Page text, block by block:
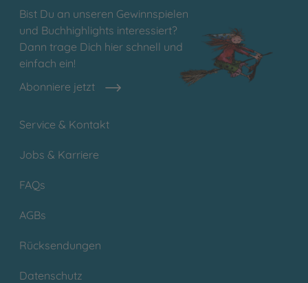
Bist Du an unseren Gewinnspielen
und Buchhighlights interessiert?
Dann trage Dich hier schnell und
einfach ein!
Abonniere jetzt
Service & Kontakt
Jobs & Karriere
FAQs
AGBs
Rücksendungen
Datenschutz